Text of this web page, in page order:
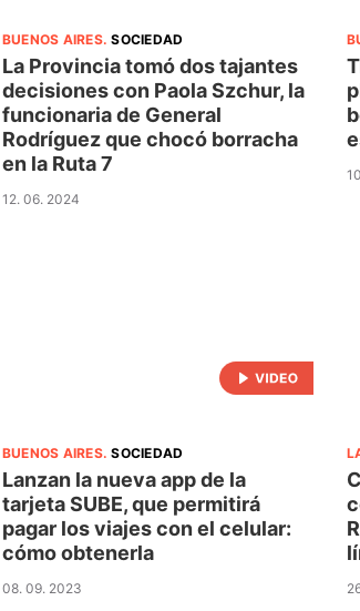
BUENOS AIRES.SOCIEDAD
La Provincia tomó dos tajantes
decisiones con Paola Szchur, la
funcionaria de General
Rodríguez que chocó borracha
en la Ruta 7
12. 06. 2024
BUENOS AIRES.SOCIEDAD
Lanzan la nueva app de la
tarjeta SUBE, que permitirá
pagar los viajes con el celular:
cómo obtenerla
08. 09. 2023